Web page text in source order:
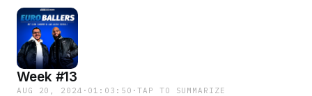
Week #13
AUG 20, 2024 · 01:03:50 ·TAP TO SUMMARIZE